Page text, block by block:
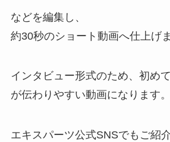
などを編集し、
約30秒のショート動画へ仕上げま
インタビュー形式のため、初め
が伝わりやすい動画になります。
エキスパーツ公式SNSでもご紹